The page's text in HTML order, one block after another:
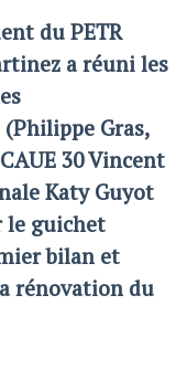
du PETR
a réuni les
Gras,
30 Vincent
Katy Guyot
le guichet
bilan et
rénovation du